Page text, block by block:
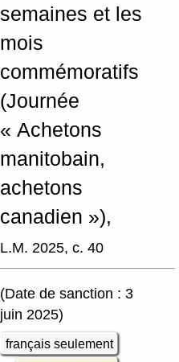
semaines et les
mois
commémoratifs
(Journée
« Achetons
manitobain,
achetons
canadien »),
L.M. 2025, c. 40
(Date de sanction : 3
juin 2025)
français seulement